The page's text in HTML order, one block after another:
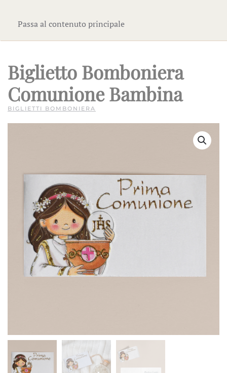
Passa al contenuto principale
Biglietto Bomboniera
Comunione Bambina
BIGLIETTI BOMBONIERA